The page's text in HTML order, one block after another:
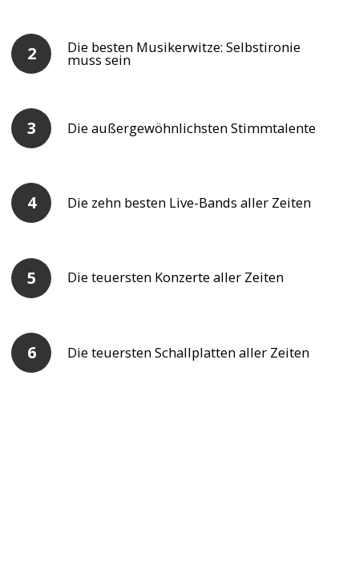
Die besten Musikerwitze: Selbstironie
muss sein
Die außergewöhnlichsten Stimmtalente
Die zehn besten Live-Bands aller Zeiten
Die teuersten Konzerte aller Zeiten
Die teuersten Schallplatten aller Zeiten